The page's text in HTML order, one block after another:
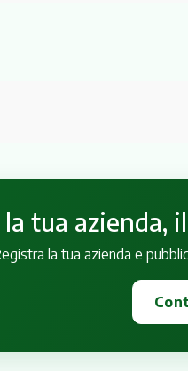
tua azienda,
la tua azienda e